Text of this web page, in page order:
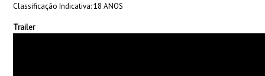
Classificação Indicativa: 18 ANOS
Trailer